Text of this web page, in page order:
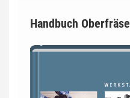
Handbuch Oberfräse